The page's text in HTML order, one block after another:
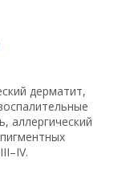
дерматит,
аллергический